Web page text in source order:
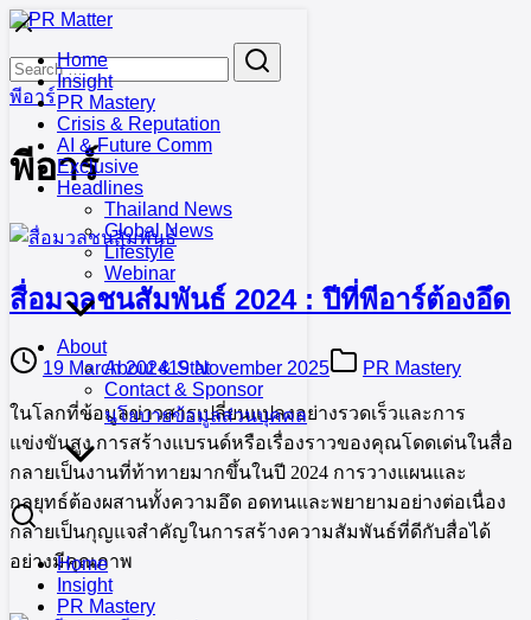
Skip
contentHome
Insight
PR Mastery
Crisis & Reputation
AI & Future Comm
Exclusive
Headlines
Thailand News
Global News
Lifestyle
Webinar
About
About & Stat
Contact & Sponsor
นโยบายข้อมูลส่วนบุคคล
Home
Insight
PR Mastery
Search
for:
พีอาร์
พีอาร์
สื่อมวลชนสัมพันธ์ 2024 : ปีที่พีอาร์ต้องอึด
19 March 202419 November 2025 PR Mastery
ในโลกที่ข้อมูลข่าวสารเปลี่ยนแปลงอย่างรวดเร็วและการ
แข่งขันสูง การสร้างแบรนด์หรือเรื่องราวของคุณโดดเด่นในสื่อ
กลายเป็นงานที่ท้าทายมากขึ้นในปี 2024 การวางแผนและ
กลยุทธ์ต้องผสานทั้งความอึด อดทนและพยายามอย่างต่อเนื่อง
กลายเป็นกุญแจสำคัญในการสร้างความสัมพันธ์ที่ดีกับสื่อได้
อย่างมีคุณภาพ